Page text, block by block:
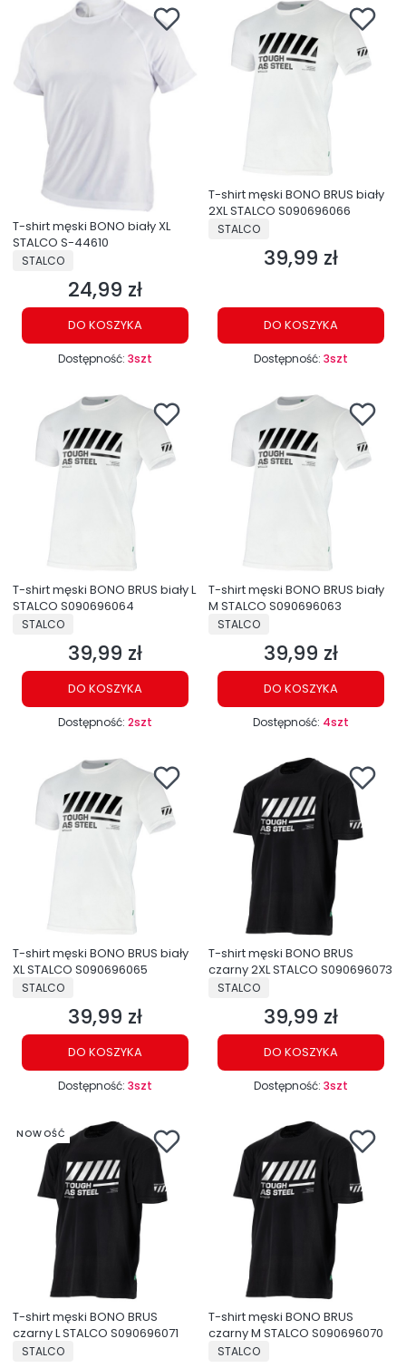
T-shirt męski BONO biały XL
STALCO S-44610
PRODUCENT
STALCO
Cena
24,99 zł
DO KOSZYKA
Dostępność: 3szt
T-shirt męski BONO BRUS biały
2XL STALCO S090696066
PRODUCENT
STALCO
Cena
39,99 zł
DO KOSZYKA
Dostępność: 3szt
T-shirt męski BONO BRUS biały L
STALCO S090696064
PRODUCENT
STALCO
Cena
39,99 zł
DO KOSZYKA
Dostępność: 2szt
T-shirt męski BONO BRUS biały
M STALCO S090696063
PRODUCENT
STALCO
Cena
39,99 zł
DO KOSZYKA
Dostępność: 4szt
T-shirt męski BONO BRUS biały
XL STALCO S090696065
PRODUCENT
STALCO
Cena
39,99 zł
DO KOSZYKA
Dostępność: 3szt
T-shirt męski BONO BRUS
czarny 2XL STALCO S090696073
PRODUCENT
STALCO
Cena
39,99 zł
DO KOSZYKA
Dostępność: 3szt
NOWOŚĆ
T-shirt męski BONO BRUS
czarny L STALCO S090696071
PRODUCENT
STALCO
T-shirt męski BONO BRUS
czarny M STALCO S090696070
PRODUCENT
STALCO